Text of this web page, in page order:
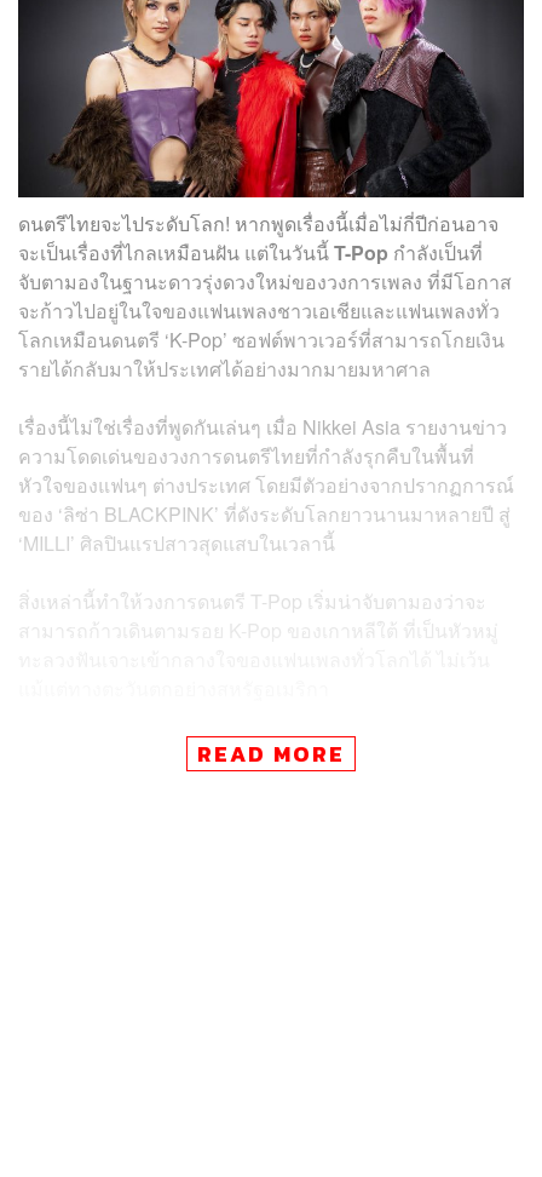
ดนตรีไทยจะไประดับโลก! หากพูดเรื่องนี้เมื่อไม่กี่ปีก่อนอาจ
จะเป็นเรื่องที่ไกลเหมือนฝัน แต่ในวันนี้T-Pop กำลังเป็นที่
จับตามองในฐานะดาวรุ่งดวงใหม่ของวงการเพลง ที่มีโอกาส
จะก้าวไปอยู่ในใจของแฟนเพลงชาวเอเชียและแฟนเพลงทั่ว
โลกเหมือนดนตรี ‘K-Pop’ ซอฟต์พาวเวอร์ที่สามารถโกยเงิน
รายได้กลับมาให้ประเทศได้อย่างมากมายมหาศาล
เรื่องนี้ไม่ใช่เรื่องที่พูดกันเล่นๆ เมื่อ Nikkei Asia รายงานข่าว
ความโดดเด่นของวงการดนตรีไทยที่กำลังรุกคืบในพื้นที่
หัวใจของแฟนๆ ต่างประเทศ โดยมีตัวอย่างจากปรากฏการณ์
ของ ‘ลิซ่า BLACKPINK’ ที่ดังระดับโลกยาวนานมาหลายปี สู่
‘MILLI’ ศิลปินแรปสาวสุดแสบในเวลานี้
สิ่งเหล่านี้ทำให้วงการดนตรี T-Pop เริ่มน่าจับตามองว่าจะ
สามารถก้าวเดินตามรอย K-Pop ของเกาหลีใต้ ที่เป็นหัวหมู่
ซึ่งบอยแบนด์ดังอย่าง BTS เคยทำเงินรายได้มหาศาลถึง 1.43
พันล้านดอลลาร์ หรือราว 4.8 หมื่นล้านบาท พร้อมสร้าง
READ MORE